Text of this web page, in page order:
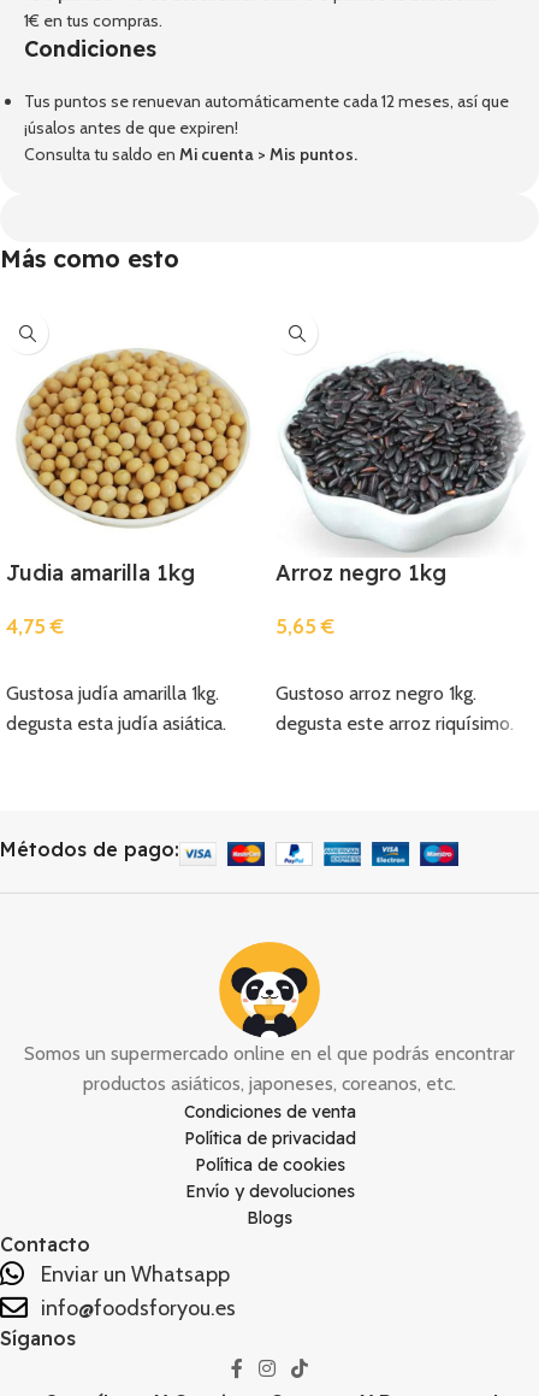
1€ en tus compras.
Condiciones
Tus puntos se renuevan automáticamente cada 12 meses, así que
¡úsalos antes de que expiren!
Consulta tu saldo en Mi cuenta > Mis puntos.
Más como esto
Judia amarilla 1kg
4,75€
Gustosa judía amarilla 1kg.
degusta esta judía asiática.
Arroz negro 1kg
5,65€
Gustoso arroz negro 1kg.
degusta este arroz riquísimo.
Métodos de pago:
Somos un supermercado online en el que podrás encontrar
productos asiáticos, japoneses, coreanos, etc.
Condiciones de venta
Política de privacidad
Política de cookies
Envío y devoluciones
Blogs
Contacto
Enviar un Whatsapp
info@foodsforyou.es
Síganos